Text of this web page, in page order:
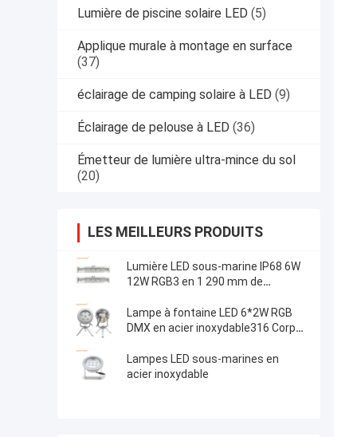
Lumière de piscine solaire LED (5)
Applique murale à montage en surface
(37)
éclairage de camping solaire à LED (9)
Éclairage de pelouse à LED (36)
Émetteur de lumière ultra-mince du sol
(20)
LES MEILLEURS PRODUITS
Lumière LED sous-marine IP68 6W
12W RGB3 en 1 290 mm de
Lampe à fontaine LED 6*2W RGB
DMX en acier inoxydable316 Corps
Lampes LED sous-marines en
acier inoxydable